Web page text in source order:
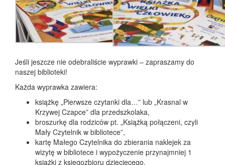
Jeśli jeszcze nie odebraliście wyprawki – zapraszamy do
naszej biblioteki!
Każda wyprawka zawiera:
książkę „Pierwsze czytanki dla…” lub „Krasnal w
Krzywej Czapce” dla przedszkolaka,
broszurkę dla rodziców pt. „Książką połączeni, czyli
Mały Czytelnik w bibliotece”,
kartę Małego Czytelnika do zbierania naklejek za
wizytę w bibliotece i wypożyczenie przynajmniej 1
książki z księgozbioru dziecięcego.